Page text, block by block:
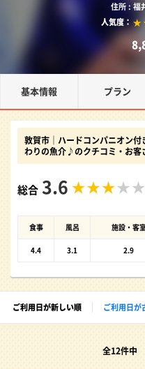
住所 : 福
人気度：
基本情報 プラン
敦賀市｜ハードコンパニオン
わりの魚介♪のクチコミ・お客
総合 3.6
食事 風呂 施設・客
4.4 3.1 2.9
ご利用日が新しい順 ご利用日が
全12件中